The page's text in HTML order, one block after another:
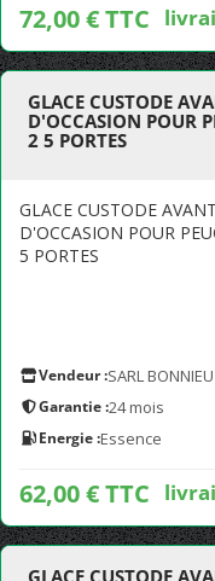
72,00 € TTC
GLACE CUSTODE
D'OCCASION POUR
2 5 PORTES
GLACE CUSTODE
D'OCCASION POUR
5 PORTES
Vendeur :SARL BONNIEU
Garantie :24 mois
Energie :Essence
62,00 € TTC
GLACE CUSTODE